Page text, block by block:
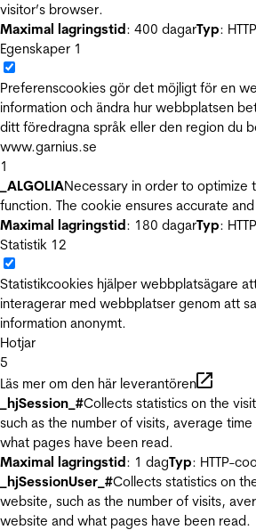
visitor’s browser.
Maximal lagringstid: 400 dagarTyp:
Egenskaper 1
Preferenscookies gör det möjligt för en
information och ändra hur webbplatsen
ditt föredragna språk eller den region du
www.garnius.se
1
_ALGOLIANecessary in order to optimize
function. The cookie ensures accurate
Maximal lagringstid: 180 dagarTyp:
Statistik 12
Statistikcookies hjälper webbplatsägare
interagerar med webbplatser genom att
information anonymt.
Hotjar
5
Läs mer om den här leverantören
_hjSession_#Collects statistics on the
such as the number of visits, average
what pages have been read.
Maximal lagringstid: 1 dagTyp: HTTP-
_hjSessionUser_#Collects statistics on
website, such as the number of visits,
website and what pages have been read.